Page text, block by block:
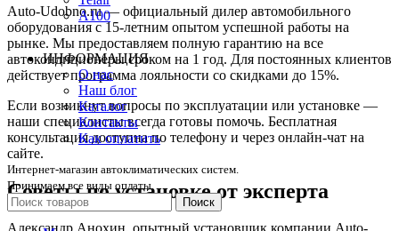
Auto-Udobno.ru — официальный дилер автомобильного
оборудования с 15-летним опытом успешной работы на
рынке. Мы предоставляем полную гарантию на все
автокондиционеры сроком на 1 год. Для постоянных клиентов
действует программа лояльности со скидками до 15%.
Если возникнут вопросы по эксплуатации или установке —
наши специалисты всегда готовы помочь. Бесплатная
консультация доступна по телефону и через онлайн-чат на
сайте.
Советы по установке от эксперта
А100
ИНФОРМАЦИЯ
О нас
Наш блог
Каталог
Контакты
Как оплатить
Интернет-магазин автоклиматических систем.
Принимаем все виды оплаты.
Поиск